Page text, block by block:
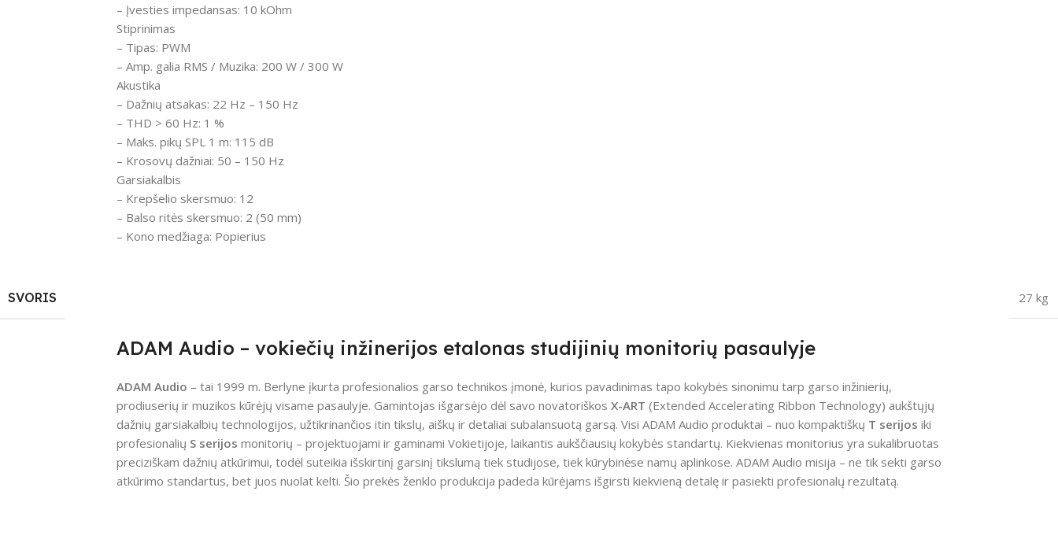
– Įvesties impedansas: 10 kOhm
Stiprinimas
– Tipas: PWM
– Amp. galia RMS / Muzika: 200 W / 300 W
Akustika
– Dažnių atsakas: 22 Hz – 150 Hz
– THD > 60 Hz: 1 %
– Maks. pikų SPL 1 m: 115 dB
– Krosovų dažniai: 50 – 150 Hz
Garsiakalbis
– Krepšelio skersmuo: 12
– Balso ritės skersmuo: 2 (50 mm)
– Kono medžiaga: Popierius
SVORIS 27 kg
ADAM Audio – vokiečių inžinerijos etalonas studijinių monitorių pasaulyje
ADAM Audio – tai 1999 m. Berlyne įkurta profesionalios garso technikos įmonė, kurios pavadinimas tapo kokybės sinonimu tarp garso inžinierių,
prodiuserių ir muzikos kūrėjų visame pasaulyje. Gamintojas išgarsėjo dėl savo novatoriškos X-ART (Extended Accelerating Ribbon Technology) aukštųjų
dažnių garsiakalbių technologijos, užtikrinančios itin tikslų, aiškų ir detaliai subalansuotą garsą. Visi ADAM Audio produktai – nuo kompaktiškų T serijos iki
profesionalių S serijos monitorių – projektuojami ir gaminami Vokietijoje, laikantis aukščiausių kokybės standartų. Kiekvienas monitorius yra sukalibruotas
preciziškam dažnių atkūrimui, todėl suteikia išskirtinį garsinį tikslumą tiek studijose, tiek kūrybinėse namų aplinkose. ADAM Audio misija – ne tik sekti garso
atkūrimo standartus, bet juos nuolat kelti. Šio prekės ženklo produkcija padeda kūrėjams išgirsti kiekvieną detalę ir pasiekti profesionalų rezultatą.